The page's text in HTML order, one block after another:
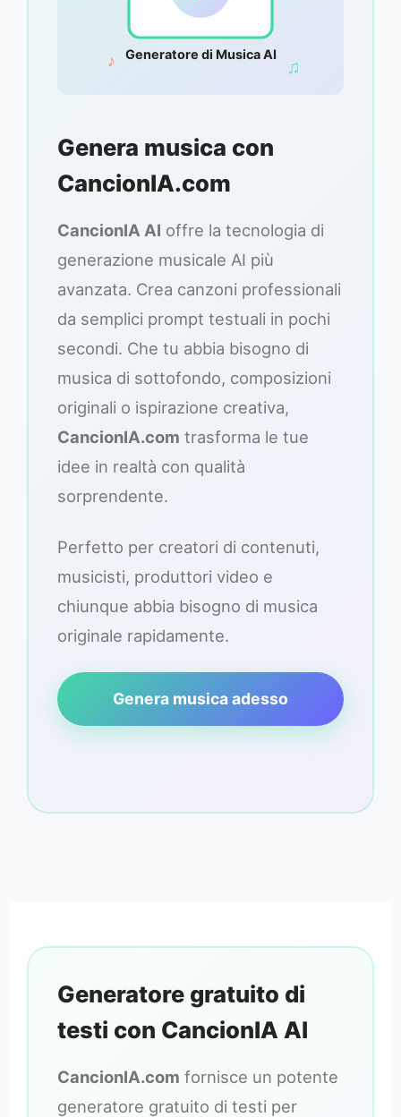
Generatore di Musica AI
♪ ♫
Genera musica con
CancionIA.com
CancionIA AI offre la tecnologia di
generazione musicale AI più
avanzata. Crea canzoni professionali
da semplici prompt testuali in pochi
secondi. Che tu abbia bisogno di
musica di sottofondo, composizioni
originali o ispirazione creativa,
CancionIA.com trasforma le tue
idee in realtà con qualità
sorprendente.
Perfetto per creatori di contenuti,
musicisti, produttori video e
chiunque abbia bisogno di musica
originale rapidamente.
Genera musica adesso
Generatore gratuito di
testi con CancionIA AI
CancionIA.com fornisce un potente
generatore gratuito di testi per